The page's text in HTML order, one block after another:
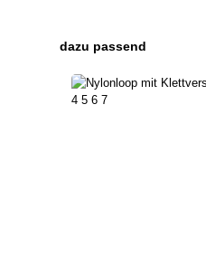
Produktgalerie überspringen
dazu passend